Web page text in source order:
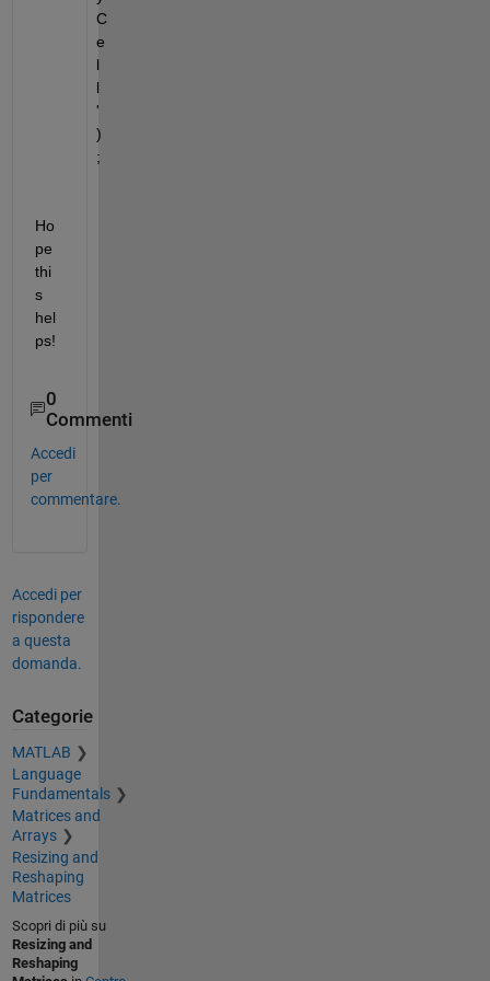
C
e
l
l
'
)
;
Ho
pe
thi
s
hel
ps!
0
Commenti
Accedi
per
commentare.
Accedi per
rispondere
a questa
domanda.
Categorie
MATLAB
Language
Fundamentals
Matrices and
Arrays
Resizing and
Reshaping
Matrices
Scopri di più su
Resizing and
Reshaping